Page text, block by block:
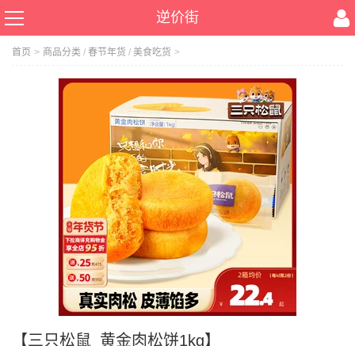
逆价街
首页 > 商品分类 / 春节年货 / 美食吃货 >
【三只松鼠_黄金肉松饼1kg】